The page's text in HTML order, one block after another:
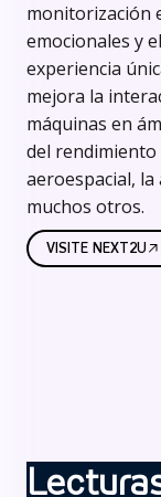
monitorización
emocionales y
experiencia
mejora la
máquinas en
del
aeroespacial,
muchos otros.
VISITE NEXT2U